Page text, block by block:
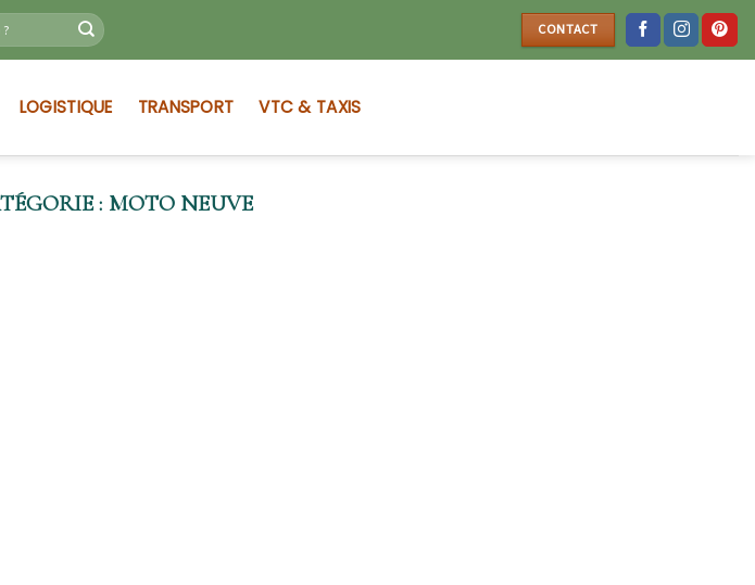
CONTACT
LOGISTIQUE TRANSPORT VTC & TAXIS
MOTO NEUVE